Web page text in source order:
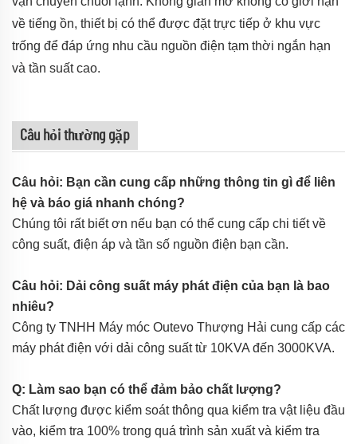
về tiếng ồn, thiết bị có thể được đặt trực tiếp ở khu vực
trống để đáp ứng nhu cầu nguồn điện tạm thời ngắn hạn
và tần suất cao.
Câu hỏi thường gặp
Câu hỏi: Bạn cần cung cấp những thông tin gì để liên
hệ và báo giá nhanh chóng?
Chúng tôi rất biết ơn nếu bạn có thể cung cấp chi tiết về
công suất, điện áp và tần số nguồn điện bạn cần.
Câu hỏi: Dải công suất máy phát điện của bạn là bao
nhiêu?
Công ty TNHH Máy móc Outevo Thượng Hải cung cấp các
máy phát điện với dải công suất từ 10KVA đến 3000KVA.
Q: Làm sao bạn có thể đảm bảo chất lượng?
Chất lượng được kiểm soát thông qua kiểm tra vật liệu đầu
vào, kiểm tra 100% trong quá trình sản xuất và kiểm tra